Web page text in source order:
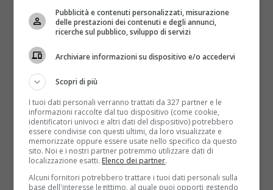
Risotto ai germogli di muschio: una ricetta
che sa di bosco
Il muschio si può utilizzare anche per cucinare ma
non tutti lo sanno. La seconda puntata di...
Read More
Pubblicità e contenuti personalizzati, misurazione
delle prestazioni dei contenuti e degli annunci,
ricerche sul pubblico, sviluppo di servizi
Archiviare informazioni su dispositivo e/o accedervi
Scopri di più
I tuoi dati personali verranno trattati da 327 partner e le
informazioni raccolte dal tuo dispositivo (come cookie,
identificatori univoci e altri dati del dispositivo) potrebbero
essere condivise con questi ultimi, da loro visualizzate e
memorizzate oppure essere usate nello specifico da questo
sito. Noi e i nostri partner potremmo utilizzare dati di
localizzazione esatti. Elenco dei partner.
Alcuni fornitori potrebbero trattare i tuoi dati personali sulla
base dell'interesse legittimo, al quale puoi opporti gestendo